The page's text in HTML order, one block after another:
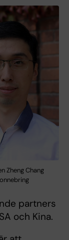
Zheng Chang
partners
och Kina.